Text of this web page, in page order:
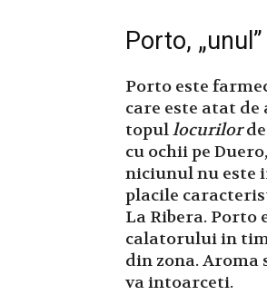
Porto,
Porto este
care este atat
topullocurilor
cu ochii pe
niciunul nu este
placile
La Ribera. Porto
calatorului in
din zona. Aroma
va intoarceti.